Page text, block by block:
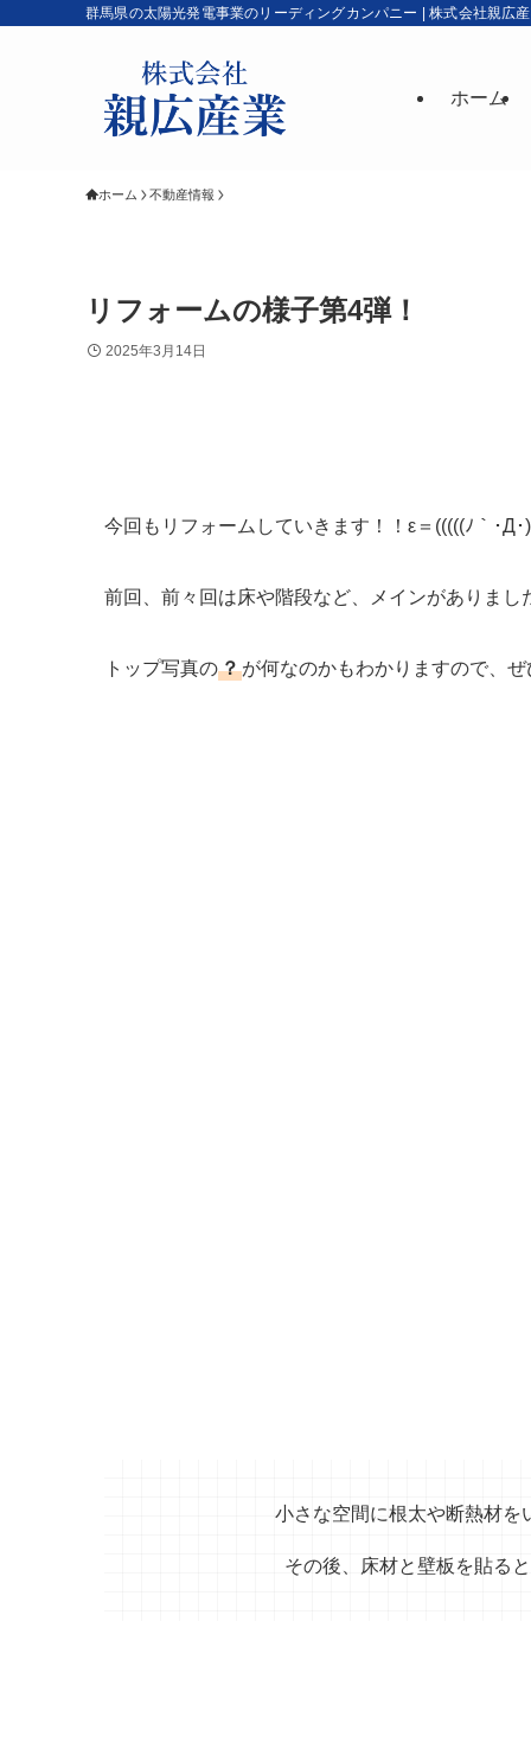
群馬県の太陽光発電事業のリーディングカンパニー | 株式会社親広
ホーム
ホーム 不動産情報
リフォームの様子第4弾！
2025年3月14日
今回もリフォームしていきます！！ε＝(((((ﾉ｀･Д･
前回、前々回は床や階段など、メインがありま
トップ写真の？が何なのかもわかりますので、
小さな空間に根太や断熱材を
その後、床材と壁板を貼ると